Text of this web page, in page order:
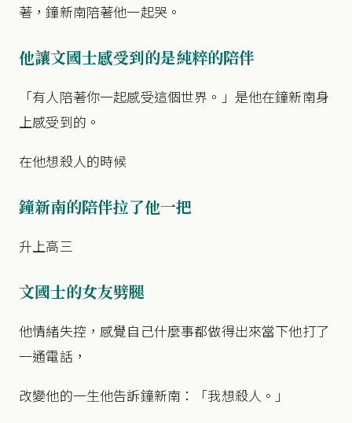
著，鐘新南陪著他一起哭。
他讓文國士感受到的是純粹的陪伴
「有人陪著你一起感受這個世界。」是他在鐘新南身
上感受到的。
在他想殺人的時候
鐘新南的陪伴拉了他一把
升上高三
文國士的女友劈腿
他情緒失控，感覺自己什麼事都做得出來當下他打了
一通電話，
改變他的一生他告訴鐘新南：「我想殺人。」